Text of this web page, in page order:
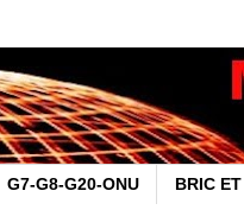
G7-G8-G20-ONU BRIC